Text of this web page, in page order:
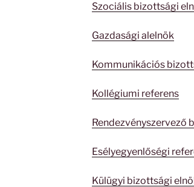
Szociális bizottsági
Gazdasági alelnök
Kommunikációs
Kollégiumi referens
Rendezvényszervező
Esélyegyenlőségi
Külügyi bizottsági